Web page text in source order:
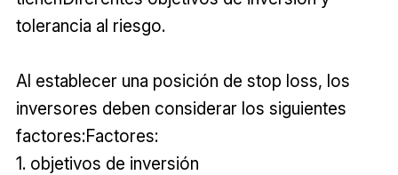
tolerancia al riesgo.
Al establecer una posición de stop loss, los
inversores deben considerar los siguientes
factores:Factores:
1. objetivos de inversión